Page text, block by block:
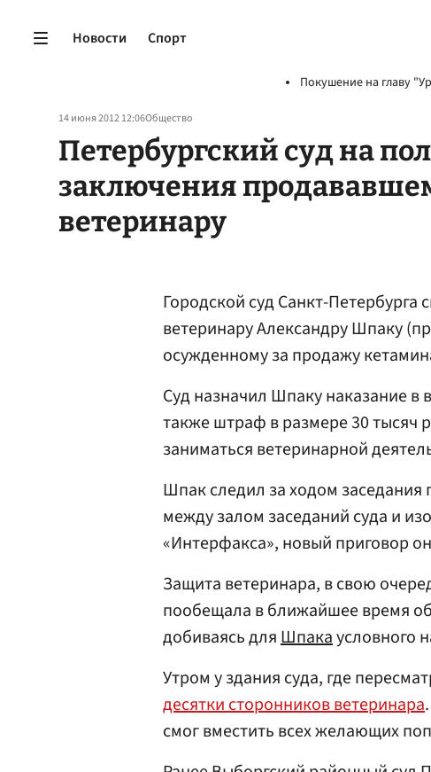
Новости Спорт
Покушение на главу
14 июня 2012 12:06Общество
Петербургский суд на
заключения
ветеринару
Городской суд Санкт-Петербурга
ветеринару Александру Шпаку
осужденному за продажу
Суд назначил Шпаку наказание
также штраф в размере 30 тысяч
заниматься ветеринарной
Шпак следил за ходом заседания
между залом заседаний суда и
«Интерфакса», новый приговор
Защита ветеринара, в свою
пообещала в ближайшее время
добиваясь дляШпакаусловного
Утром у здания суда, где
десятки сторонников ветеринара
смог вместить всех желающих